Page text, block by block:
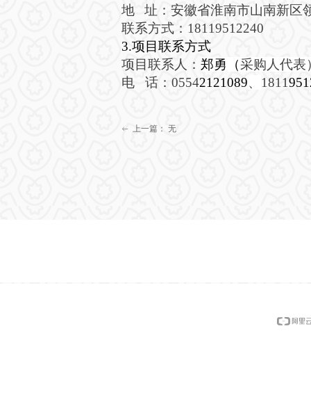
地
址：安徽省淮南市山南新区
联系方式： 18119512240
3.项目 联系方式
项目联系人： 郑勇（采购人代表
电
话： 05542121089、 1811
ꂃ 上一篇： 无